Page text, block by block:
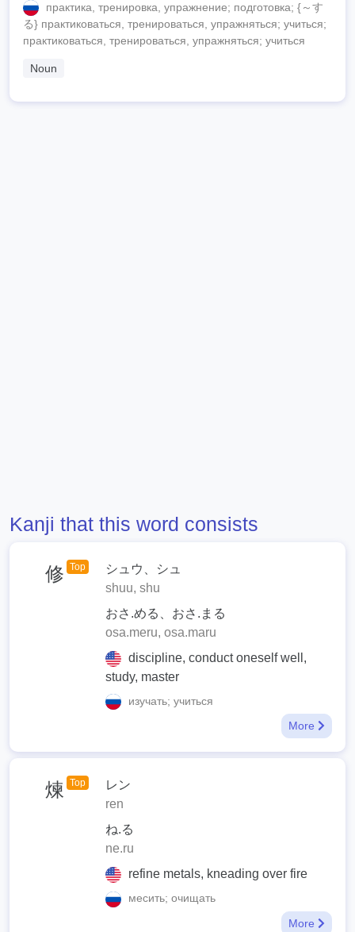
практика, тренировка, упражнение; подготовка; {～す
る} практиковаться, тренироваться, упражняться; учиться;
практиковаться, тренироваться, упражняться; учиться
Noun
Kanji that this word consists
修 Top
シュウ、シュ
shuu, shu
おさ.める、おさ.まる
osa.meru, osa.maru
discipline, conduct oneself well,
study, master
изучать; учиться
More
煉 Top
レン
ren
ね.る
ne.ru
refine metals, kneading over fire
месить; очищать
More